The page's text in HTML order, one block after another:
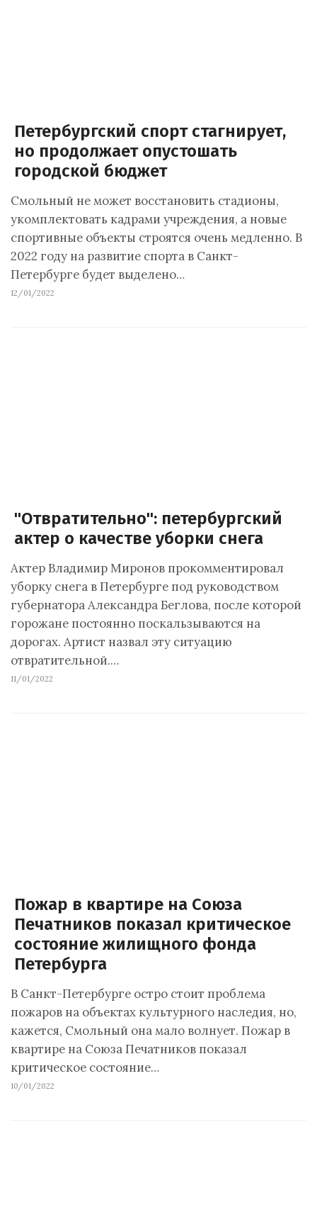
Петербургский спорт стагнирует,
но продолжает опустошать
городской бюджет
Смольный не может восстановить стадионы,
укомплектовать кадрами учреждения, а новые
спортивные объекты строятся очень медленно. В
2022 году на развитие спорта в Санкт-
Петербурге будет выделено…
12/01/2022
"Отвратительно": петербургский
актер о качестве уборки снега
Актер Владимир Миронов прокомментировал
уборку снега в Петербурге под руководством
губернатора Александра Беглова, после которой
горожане постоянно поскальзываются на
дорогах. Артист назвал эту ситуацию
отвратительной.…
11/01/2022
Пожар в квартире на Союза
Печатников показал критическое
состояние жилищного фонда
Петербурга
В Санкт-Петербурге остро стоит проблема
пожаров на объектах культурного наследия, но,
кажется, Смольный она мало волнует. Пожар в
квартире на Союза Печатников показал
критическое состояние…
10/01/2022